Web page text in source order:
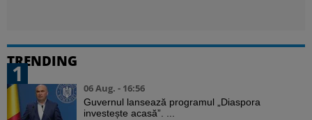
TRENDING
1
06 Aug. - 16:56
Guvernul lansează programul „Diaspora
investește acasă”. ...